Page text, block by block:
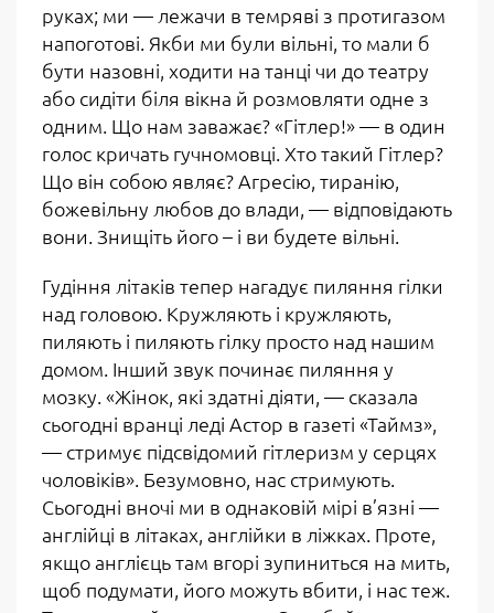
руках; ми — лежачи в темряві з протигазом
напоготові. Якби ми були вільні, то мали б
бути назовні, ходити на танці чи до театру
або сидіти біля вікна й розмовляти одне з
одним. Що нам заважає? «Гітлер!» — в один
голос кричать гучномовці. Хто такий Гітлер?
Що він собою являє? Агресію, тиранію,
божевільну любов до влади, — відповідають
вони. Знищіть його – і ви будете вільні.
Гудіння літаків тепер нагадує пиляння гілки
над головою. Кружляють і кружляють,
пиляють і пиляють гілку просто над нашим
домом. Інший звук починає пиляння у
мозку. «Жінок, які здатні діяти, — сказала
сьогодні вранці леді Астор в газеті «Таймз»,
— стримує підсвідомий гітлеризм у серцях
чоловіків». Безумовно, нас стримують.
Сьогодні вночі ми в однаковій мірі в’язні —
англійці в літаках, англійки в ліжках. Проте,
якщо англієць там вгорі зупиниться на мить,
щоб подумати, його можуть вбити, і нас теж.